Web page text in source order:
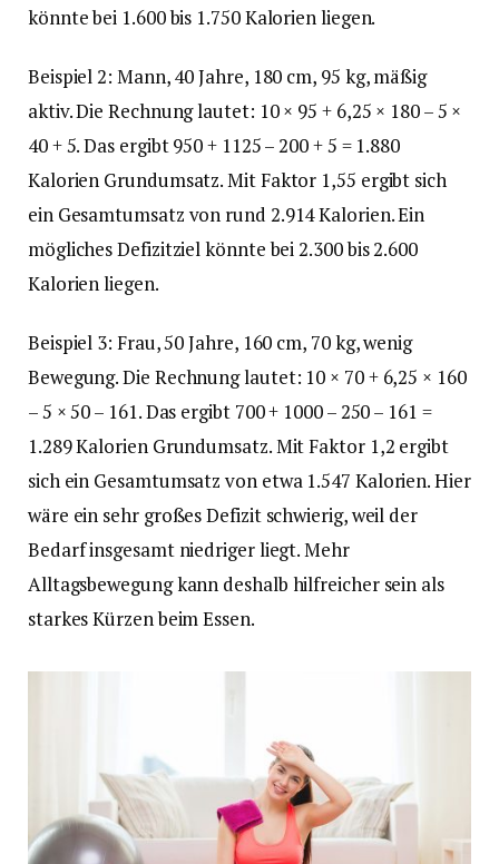
könnte bei 1.600 bis 1.750 Kalorien liegen.
Beispiel 2: Mann, 40 Jahre, 180 cm, 95 kg, mäßig
aktiv. Die Rechnung lautet: 10 × 95 + 6,25 × 180 – 5 ×
40 + 5. Das ergibt 950 + 1125 – 200 + 5 = 1.880
Kalorien Grundumsatz. Mit Faktor 1,55 ergibt sich
ein Gesamtumsatz von rund 2.914 Kalorien. Ein
mögliches Defizitziel könnte bei 2.300 bis 2.600
Kalorien liegen.
Beispiel 3: Frau, 50 Jahre, 160 cm, 70 kg, wenig
Bewegung. Die Rechnung lautet: 10 × 70 + 6,25 × 160
– 5 × 50 – 161. Das ergibt 700 + 1000 – 250 – 161 =
1.289 Kalorien Grundumsatz. Mit Faktor 1,2 ergibt
sich ein Gesamtumsatz von etwa 1.547 Kalorien. Hier
wäre ein sehr großes Defizit schwierig, weil der
Bedarf insgesamt niedriger liegt. Mehr
Alltagsbewegung kann deshalb hilfreicher sein als
starkes Kürzen beim Essen.